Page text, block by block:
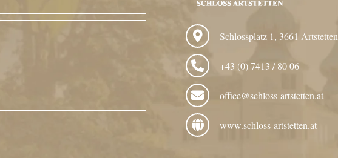
Schlossplatz 1, 3661 Artstetten
+43 (0) 7413 / 80 06
office@schloss-artstetten.at
www.schloss-artstetten.at